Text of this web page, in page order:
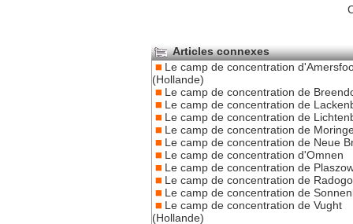
Articles connexes
Le camp de concentration
(Hollande)
Le camp de concentration de
Le camp de concentration de
Le camp de concentration de
Le camp de concentration de
Le camp de concentration de Neue
Le camp de concentration d'Omnen
Le camp de concentration de
Le camp de concentration de
Le camp de concentration de
Le camp de concentration de Vught
(Hollande)